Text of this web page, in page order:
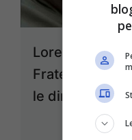
Lorenzo
Fratello: ‘Non
le dinamiche